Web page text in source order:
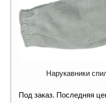
Нарукавники
Под заказ. Последняя